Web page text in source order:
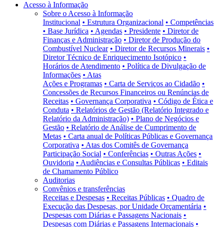
Acesso à Informação
Sobre o Acesso à Informação
Institucional • Estrutura Organizacional • Competências
• Base Jurídica • Agendas • Presidente • Diretor de
Finanças e Administração • Diretor de Produção do
Combustível Nuclear • Diretor de Recursos Minerais •
Diretor Técnico de Enriquecimento Isotópico •
Horários de Atendimento • Política de Divulgação de
Informações • Atas
Ações e Programas • Carta de Serviços ao Cidadão •
Concessões de Recursos Financeiros ou Renúncias de
Receitas • Governança Corporativa • Código de Ética e
Conduta • Relatórios de Gestão (Relatório Integrado e
Relatório da Administração) • Plano de Negócios e
Gestão • Relatório de Análise de Cumprimento de
Metas • Carta anual de Políticas Públicas e Governança
Corporativa • Atas dos Comitês de Governança
Participação Social • Conferências • Outras Ações •
Ouvidoria • Audiências e Consultas Públicas • Editais
de Chamamento Público
Auditorias
Convênios e transferências
Receitas e Despesas • Receitas Públicas • Quadro de
Execução das Despesas, por Unidade Orçamentária •
Despesas com Diárias e Passagens Nacionais •
Despesas com Diárias e Passagens Internacionais •